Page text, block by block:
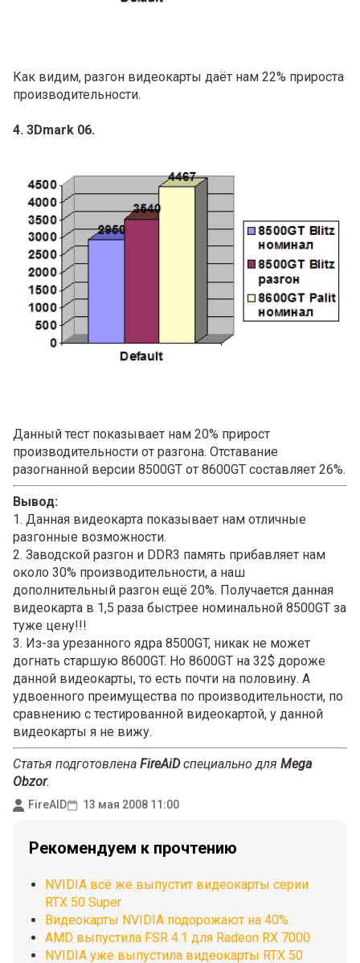
Как видим, разгон видеокарты даёт нам 22% прироста
производительности.
4. 3Dmark 06.
Данный тест показывает нам 20% прирост
производительности от разгона. Отставание
разогнанной версии 8500GT от 8600GT составляет 26%.
Вывод:
1. Данная видеокарта показывает нам отличные
разгонные возможности.
2. Заводской разгон и DDR3 память прибавляет нам
около 30% производительности, а наш
дополнительный разгон ещё 20%. Получается данная
видеокарта в 1,5 раза быстрее номинальной 8500GT за
туже цену!!!
3. Из-за урезанного ядра 8500GT, никак не может
догнать старшую 8600GT. Но 8600GT на 32$ дороже
данной видеокарты, то есть почти на половину. А
удвоенного преимущества по производительности, по
сравнению с тестированной видеокартой, у данной
видеокарты я не вижу.
Статья подготовлена FireAiDспециально для Mega
Obzor.
FireAID 13 мая 2008 11:00
Рекомендуем к прочтению
NVIDIA всё же выпустит видеокарты серии
RTX 50 Super
Видеокарты NVIDIA подорожают на 40%
AMD выпустила FSR 4.1 для Radeon RX 7000
NVIDIA уже выпустила видеокарты RTX 50